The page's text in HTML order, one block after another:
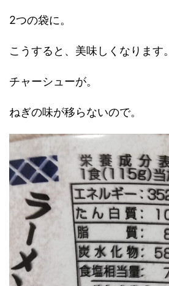
2つの袋に。
こうすると、美味しくなります。
チャーシューが。
ねぎの味が移らないので。